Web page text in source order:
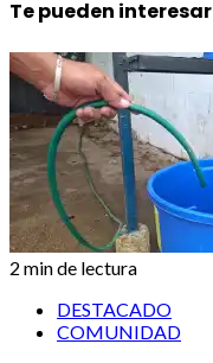
Te pueden interesar
2 min de lectura
DESTACADO
COMUNIDAD